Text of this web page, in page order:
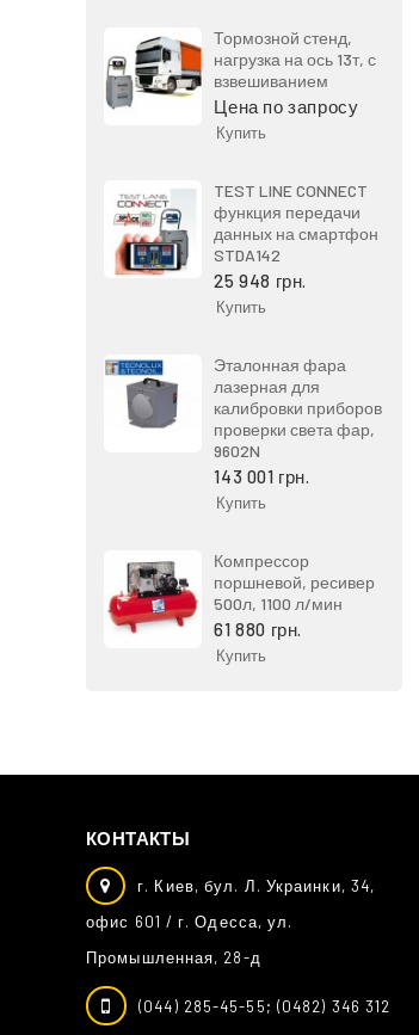
Тормозной стенд,
нагрузка на ось 13т, с
взвешиванием
Цена по запросу
Купить
TEST LINE CONNECT
функция передачи
данных на смартфон
STDA142
25 948 грн.
Купить
Эталонная фара
лазерная для
калибровки приборов
проверки света фар,
9602N
143 001 грн.
Купить
Компрессор
поршневой, ресивер
500л, 1100 л/мин
61 880 грн.
Купить
КОНТАКТЫ
г. Киев, бул. Л. Украинки, 34,
офис 601 / г. Одесса, ул.
Промышленная, 28-д
(044) 285-45-55; (0482) 346 312